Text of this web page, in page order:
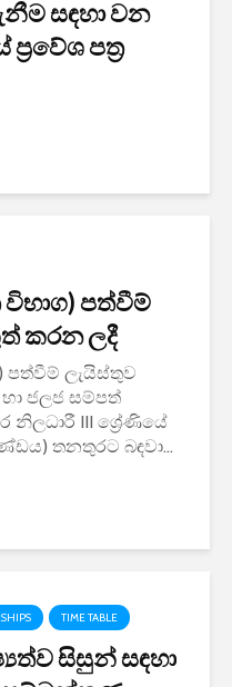
සඳහා වන
පත්‍ර
විභාග) පත්වීම්
කරන ලදී
පත්වීම් ලැයිස්තුව
ජලජ සම්පත්
නිලධාරී III ශ්‍රේණියේ
තනතුරට බඳවා...
TIME TABLE
සිසුන් සඳහා